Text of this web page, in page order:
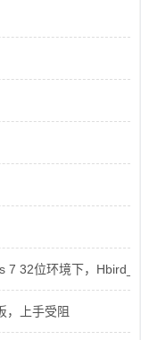
7 32位环境下，
，上手受阻